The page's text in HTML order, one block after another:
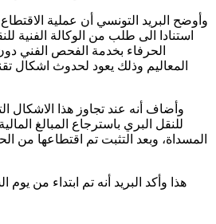
وأوضح البريد التونسي أن عملية
استنادا الى طلب من الوكالة الفنية
الحرفاء بخدمة الفحص الفني
المعاليم وذلك يعود لحدوث اشكال
وأضاف أنه عند تجاوز هذا الاشكال
للنقل البري باسترجاع المبالغ
المسداة، وبعد التثبت تم اقتطاعها من